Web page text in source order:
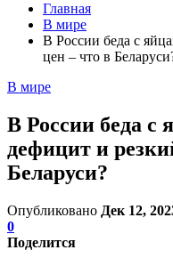
Главная
В мире
В России беда с
цен – что в
В мире
В России беда с
дефицит и
Беларуси?
Опубликовано Дек 12,
0
Поделится